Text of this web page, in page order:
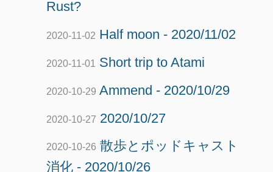
Rust?
2020-11-02 Half moon - 2020/11/02
2020-11-01 Short trip to Atami
2020-10-29 Ammend - 2020/10/29
2020-10-27 2020/10/27
2020-10-26 散歩とポッドキャスト
消化 - 2020/10/26